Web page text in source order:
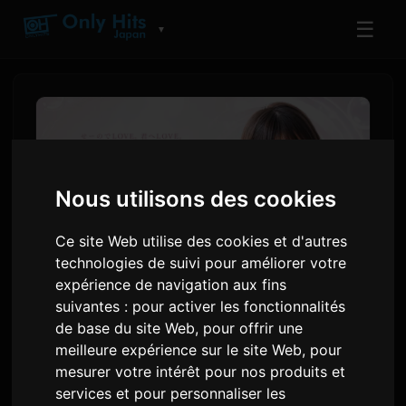
Nous utilisons des cookies
Ce site Web utilise des cookies et d'autres
technologies de suivi pour améliorer votre
expérience de navigation aux fins
suivantes : pour activer les fonctionnalités
de base du site Web, pour offrir une
meilleure expérience sur le site Web, pour
mesurer votre intérêt pour nos produits et
services et pour personnaliser les
▼ ☰
L'artiste IA Ichiki sort son
premier album 'Love
Singularity'